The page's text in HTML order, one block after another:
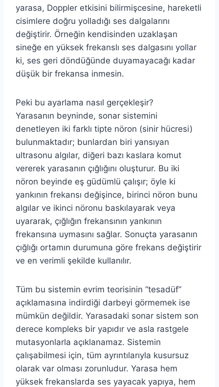
yarasa, Doppler etkisini bilirmişcesine, hareketli
cisimlere doğru yolladığı ses dalgalarını
değiştirir. Örneğin kendisinden uzaklaşan
sineğe en yüksek frekanslı ses dalgasını yollar
ki, ses geri döndüğünde duyamayacağı kadar
düşük bir frekansa inmesin.
Peki bu ayarlama nasıl gerçekleşir?
Yarasanın beyninde, sonar sistemini
denetleyen iki farklı tipte nöron (sinir hücresi)
bulunmaktadır; bunlardan biri yansıyan
ultrasonu algılar, diğeri bazı kaslara komut
vererek yarasanın çığlığını oluşturur. Bu iki
nöron beyinde eş güdümlü çalışır; öyle ki
yankının frekansı değişince, birinci nöron bunu
algılar ve ikinci nöronu baskılayarak veya
uyararak, çığlığın frekansının yankının
frekansına uymasını sağlar. Sonuçta yarasanın
çığlığı ortamın durumuna göre frekans değiştirir
ve en verimli şekilde kullanılır.
Tüm bu sistemin evrim teorisinin “tesadüf”
açıklamasına indirdiği darbeyi görmemek ise
mümkün değildir. Yarasadaki sonar sistem son
derece kompleks bir yapıdır ve asla rastgele
mutasyonlarla açıklanamaz. Sistemin
çalışabilmesi için, tüm ayrıntılarıyla kusursuz
olarak var olması zorunludur. Yarasa hem
yüksek frekanslarda ses yayacak yapıya, hem